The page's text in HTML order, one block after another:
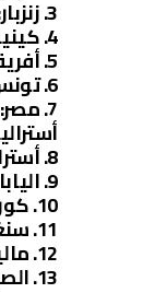
3. زنزبار: زنزبار
4. كينيا: نيروبي، ممبسا
5. أفريقيا الوسطى
6. تونس: تونس
7. مصر: القاهرة، الإسكندرية، أسوان
8. أستراليا: ملبورن
9. اليابان: أوساكا
10. كوريا الجنوبية: سيول
11. سنغافورة: سنغافورة
12. ماليزيا: كولالمبور
13. الصين: بكين